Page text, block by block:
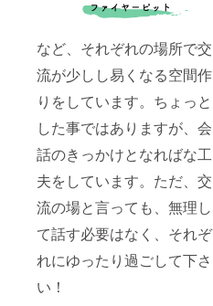
など、それぞれの場所で交
流が少しし易くなる空間作
りをしています。ちょっと
した事ではありますが、会
話のきっかけとなればな工
夫をしています。ただ、交
流の場と言っても、無理し
て話す必要はなく、それぞ
れにゆったり過ごして下さ
い！